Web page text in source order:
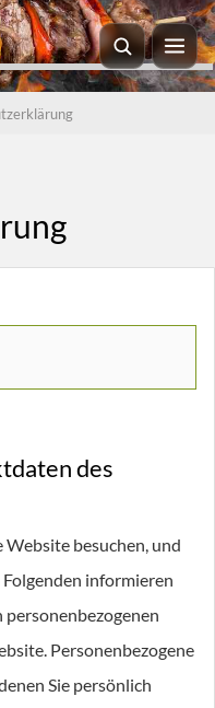
des
Website besuchen, und
informieren
personenbezogenen
Personenbezogene
Sie persönlich